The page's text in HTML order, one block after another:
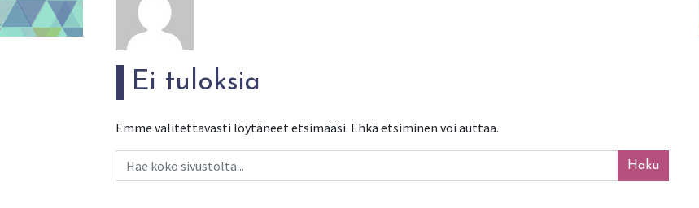
Ei tuloksia
Emme valitettavasti löytäneet etsimääsi. Ehkä etsiminen voi auttaa.
Haku